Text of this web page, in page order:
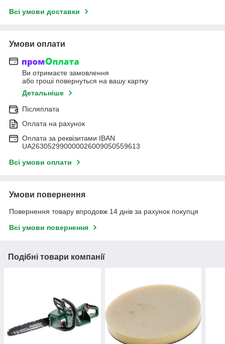
Всі умови доставки
Умови оплати
Ви отримаєте замовлення
або гроші повернуться на вашу картку
Детальніше
Післяплата
Оплата на рахунок
Оплата за реквізитами IBAN
UA263052990000026009050559613
Всі умови оплати
Умови повернення
Повернення товару впродовж 14 днів за рахунок покупця
Всі умови повернення
Подібні товари компанії